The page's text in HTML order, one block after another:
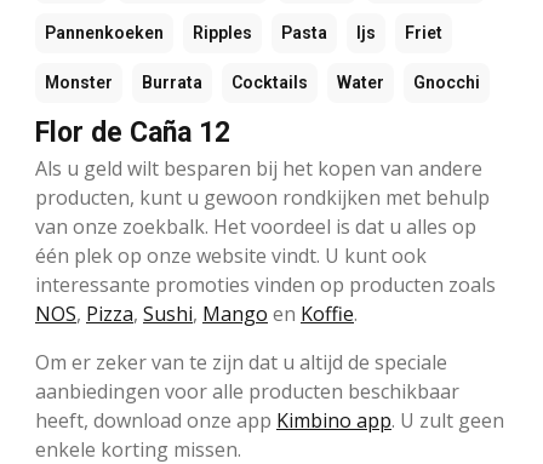
Pannenkoeken Ripples Pasta Ijs Friet
Monster Burrata Cocktails Water Gnocchi
Flor de Caña 12
Als u geld wilt besparen bij het kopen van andere
producten, kunt u gewoon rondkijken met behulp
van onze zoekbalk. Het voordeel is dat u alles op
één plek op onze website vindt. U kunt ook
interessante promoties vinden op producten zoals
NOS, Pizza, Sushi, Mango en Koffie.
Om er zeker van te zijn dat u altijd de speciale
aanbiedingen voor alle producten beschikbaar
heeft, download onze app Kimbino app. U zult geen
enkele korting missen.